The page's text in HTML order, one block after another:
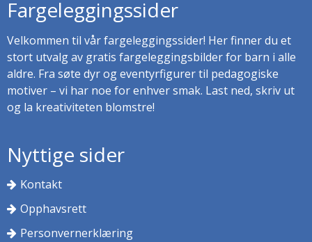
Fargeleggingssider
Velkommen til vår fargeleggingssider! Her finner du et
stort utvalg av gratis fargeleggingsbilder for barn i alle
aldre. Fra søte dyr og eventyrfigurer til pedagogiske
motiver – vi har noe for enhver smak. Last ned, skriv ut
og la kreativiteten blomstre!
Nyttige sider
Kontakt
Opphavsrett
Personvernerklæring